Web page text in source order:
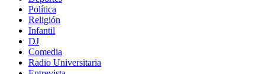
Política
Religión
Infantil
DJ
Comedia
Radio Universitaria